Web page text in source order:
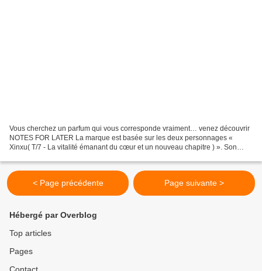
Vous cherchez un parfum qui vous corresponde vraiment… venez découvrir
NOTES FOR LATER La marque est basée sur les deux personnages «
Xinxu( T/7 - La vitalité émanant du cœur et un nouveau chapitre ) ». Son
< Page précédente Page suivante >
Hébergé par Overblog
Top articles
Pages